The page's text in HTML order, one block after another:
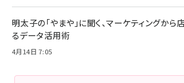
明太子の「やまや」に聞く、マーケティングから
るデータ活用術
4月14日 7:05